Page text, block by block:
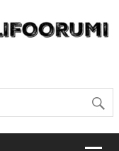
/ Suomen
Helsingissä